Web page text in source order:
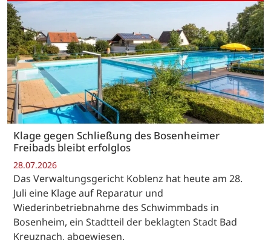
Klage gegen Schließung des Bosenheimer
Freibads bleibt erfolglos
28.07.2026
Das Verwaltungsgericht Koblenz hat heute am 28.
Juli eine Klage auf Reparatur und
Wiederinbetriebnahme des Schwimmbads in
Bosenheim, ein Stadtteil der beklagten Stadt Bad
Kreuznach, abgewiesen.